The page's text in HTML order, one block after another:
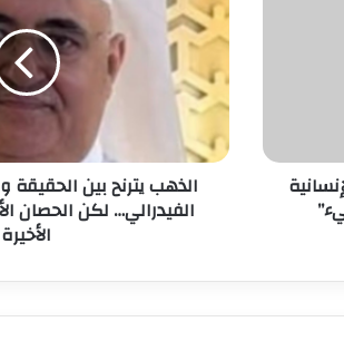
الذهب يترنح بين
الفيدرالي… لكن الحصان
الأخيرة